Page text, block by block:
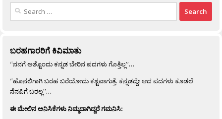
Search
ಬರಹಗಾರರಿಗೆ ಕಿವಿಮಾತು
“ನನಗೆ ಅಶ್ಟೊಂದು ಕನ್ನಡ ಬೇರಿನ ಪದಗಳು ಗೊತ್ತಿಲ್ಲ”…
“ಹೊನಲಿಗಾಗಿ ಬರಹ ಬರೆಯೋದು ಕಶ್ಟವಾಗುತ್ತೆ. ಕನ್ನಡದ್ದೇ ಆದ ಪದಗಳು ಕೂಡಲೆ
ನೆನಪಿಗೆ ಬರಲ್ಲ”…
ಈ ಮೇಲಿನ ಅನಿಸಿಕೆಗಳು ನಿಮ್ಮದಾಗಿದ್ದರೆ ಗಮನಿಸಿ: